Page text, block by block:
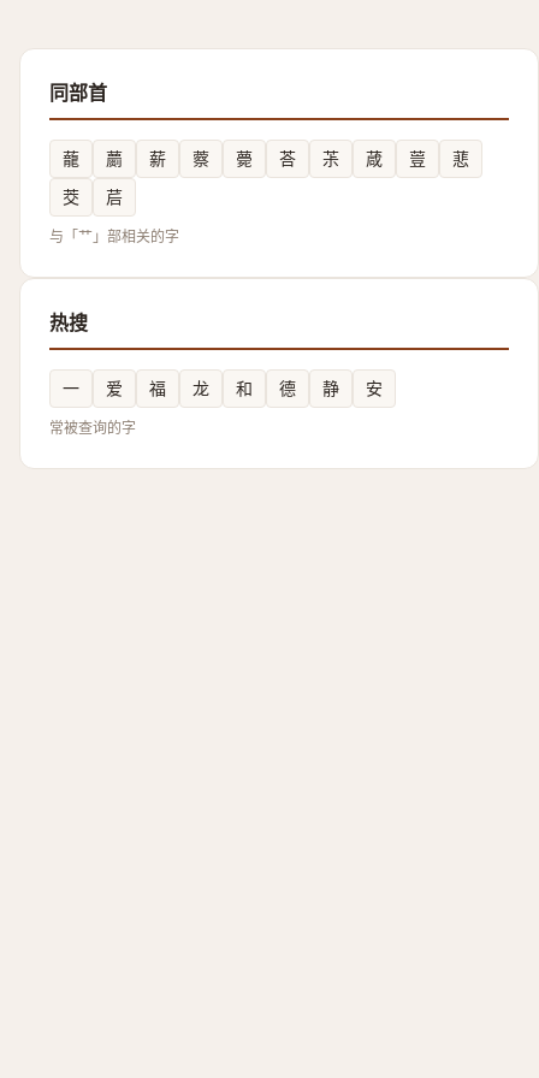
同部首
蘢 蘮 薪 䕓 薨 荅 茮 葴 䔇
蕜
茭
茩
与「艹」部相关的字
热搜
一 爱 福 龙 和 德 静 安
常被查询的字